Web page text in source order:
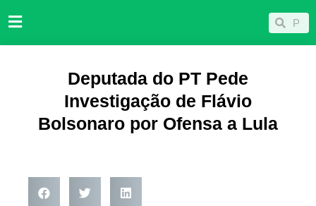
para
Pesquisar
Deputada do PT Pede
Investigação de Flávio
Bolsonaro por Ofensa a Lula